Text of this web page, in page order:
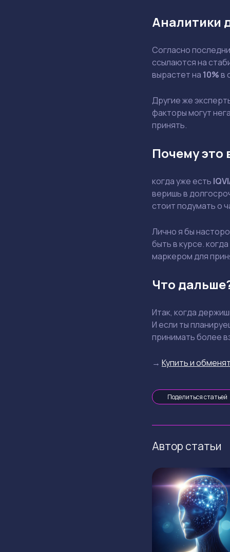
Аналитики
Согласно
ссылаются на
вырастет на 10%в
Другие же
факторы могут
принять.
Почему это
когда уже есть
веришь в
стоит подумать о
Лично я бы
быть в курсе.
маркером для
Что
Итак, когда
И если ты
принимать более
→ Купить и
Поделиться статьей
Автор статьи